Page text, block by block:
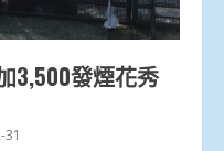
3,500發煙花秀
31